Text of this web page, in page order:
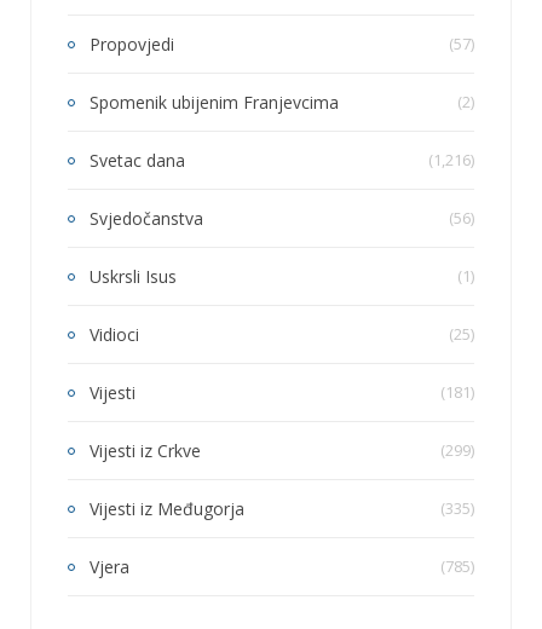
Propovjedi (57)
Spomenik ubijenim Franjevcima (2)
Svetac dana (1,216)
Svjedočanstva (56)
Uskrsli Isus (1)
Vidioci (25)
Vijesti (181)
Vijesti iz Crkve (299)
Vijesti iz Međugorja (335)
Vjera (785)